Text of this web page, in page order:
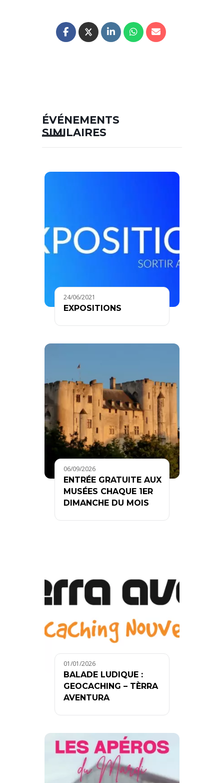
ÉVÉNEMENTS
SIMILAIRES
24/06/2021
EXPOSITIONS
06/09/2026
ENTRÉE GRATUITE AUX
MUSÉES CHAQUE 1ER
DIMANCHE DU MOIS
01/01/2026
BALADE LUDIQUE :
GEOCACHING – TÈRRA
AVENTURA